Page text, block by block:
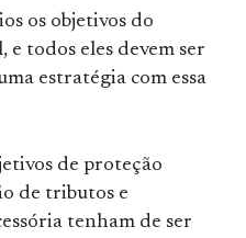
os objetivos do
todos eles devem ser
estratégia com essa
de proteção
de tributos e
tenham de ser